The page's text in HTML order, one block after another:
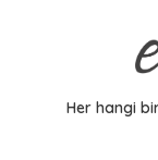
Her hangi